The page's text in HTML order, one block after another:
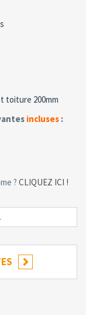
toiture 200mm
incluses :
? CLIQUEZ ICI !